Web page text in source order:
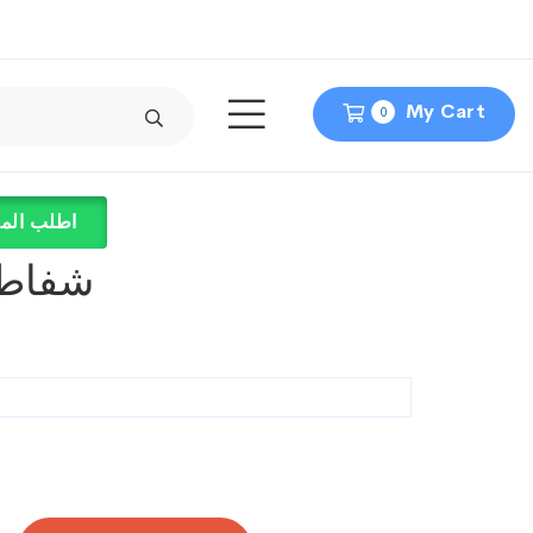
0 My Cart
اطلب